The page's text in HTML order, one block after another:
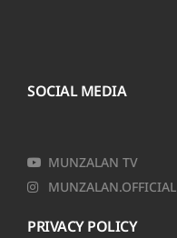
SOCIAL MEDIA
MUNZALAN TV
MUNZALAN.OFFICIAL
PRIVACY POLICY